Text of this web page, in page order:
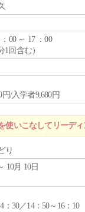
00 ～ 17 ：00
1回含む）
円/入学者9,680円
いこなしてリーディ
り
10月 10日
：30／14：50～16：10